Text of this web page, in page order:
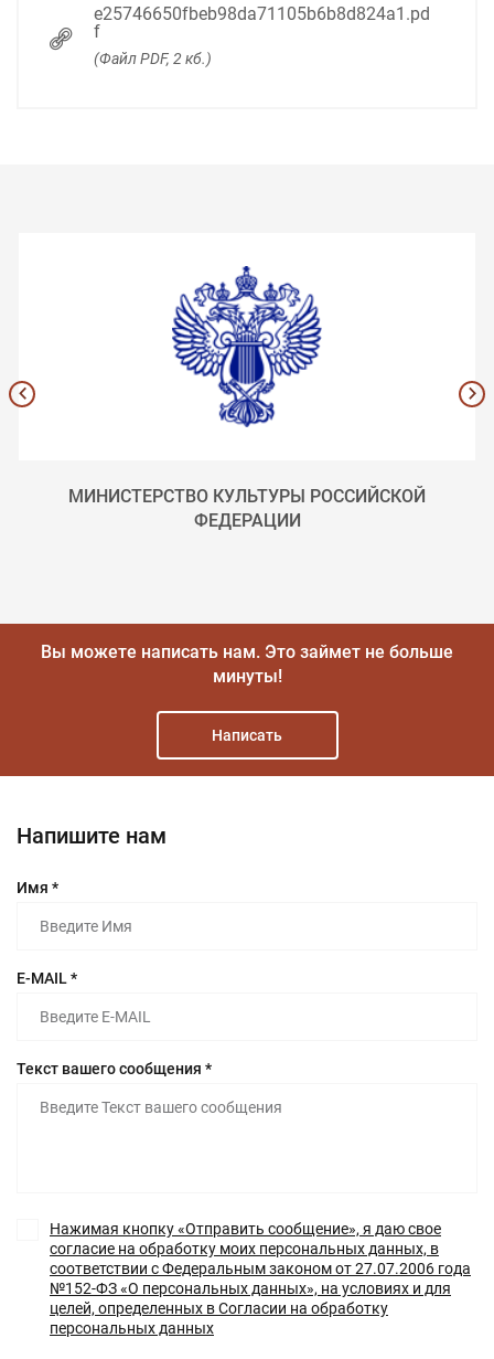
e25746650fbeb98da71105b6b8d824a1.pd
f
(Файл PDF, 2 кб.)
МИНИСТЕРСТВО КУЛЬТУРЫ РОССИЙСКОЙ
ФЕДЕРАЦИИ
Вы можете написать нам. Это займет не больше
минуты!
Написать
Напишите нам
Имя *
E-MAIL *
Текст вашего сообщения *
Нажимая кнопку «Отправить сообщение», я даю свое
согласие на обработку моих персональных данных, в
соответствии с Федеральным законом от 27.07.2006 года
№152-ФЗ «О персональных данных», на условиях и для
целей, определенных в Согласии на обработку
персональных данных